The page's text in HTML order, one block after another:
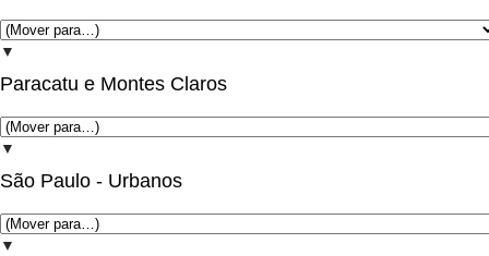
▼
Paracatu e Montes Claros
▼
São Paulo - Urbanos
▼